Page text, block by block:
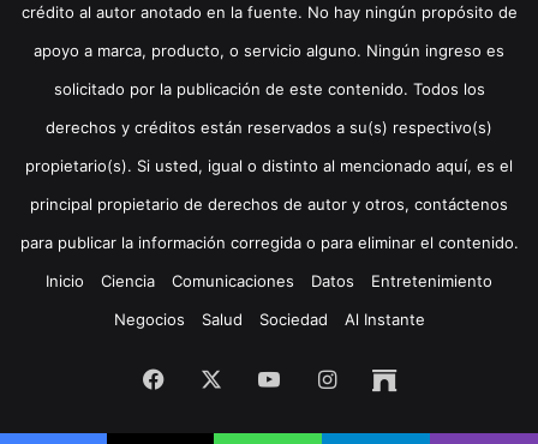
crédito al autor anotado en la fuente. No hay ningún propósito de
apoyo a marca, producto, o servicio alguno. Ningún ingreso es
solicitado por la publicación de este contenido. Todos los
derechos y créditos están reservados a su(s) respectivo(s)
propietario(s). Si usted, igual o distinto al mencionado aquí, es el
principal propietario de derechos de autor y otros, contáctenos
para publicar la información corregida o para eliminar el contenido.
Inicio
Ciencia Comunicaciones Datos
Entretenimiento
Negocios
Salud Sociedad Al Instante
Facebook YouTubeInstagramArchive